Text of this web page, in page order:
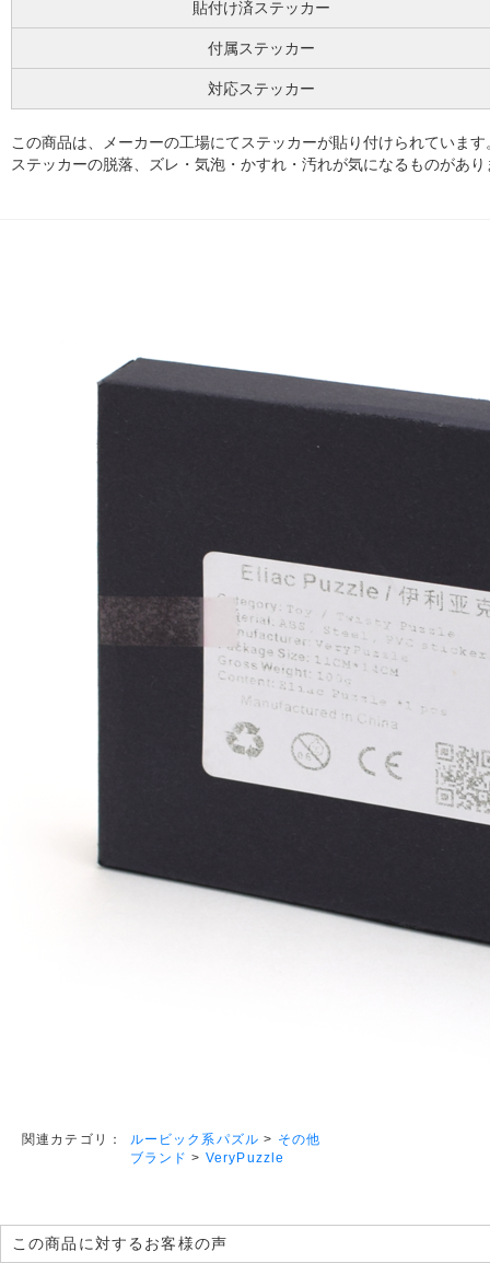
貼付け済ステッカー
付属ステッカー
対応ステッカー
この商品は、メーカーの工場にてステッカーが貼り付けられています
ステッカーの脱落、ズレ・気泡・かすれ・汚れが気になるものがあ
関連カテゴリ： ルービック系パズル > その他
ブランド > VeryPuzzle
この商品に対するお客様の声